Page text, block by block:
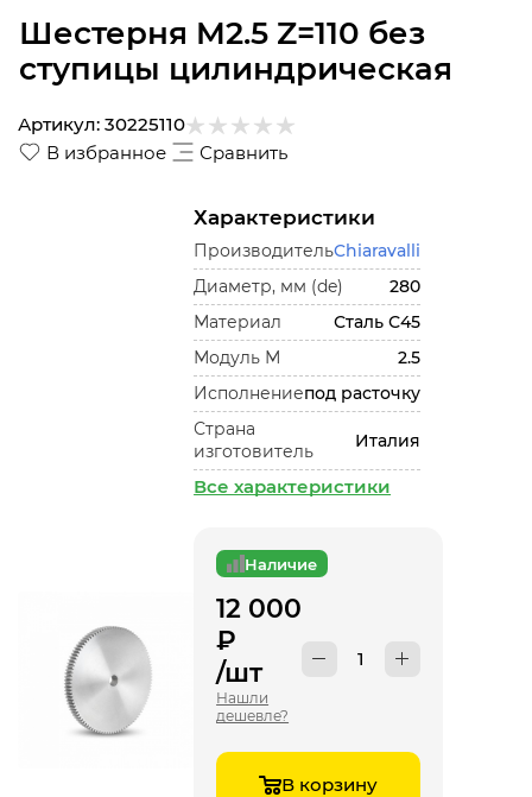
Шестерня M2.5 Z=110 без
ступицы цилиндрическая
В избранное Сравнить
Артикул: 30225110
Характеристики
ПроизводительChiaravalli
Диаметр, мм (de)
280
Материал
Сталь С45
Модуль М
2.5
Исполнениепод расточку
Страна
изготовитель
Италия
Все характеристики
Наличие
12 000
₽
/шт
Нашли
дешевле?
В корзину